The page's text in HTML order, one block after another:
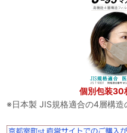
個別包装30
※日本製 JIS規格適合の4層構造